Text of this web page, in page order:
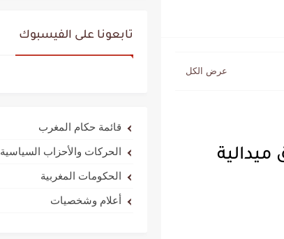
يحقق ميدالية
تابعونا على الفيسبوك
قائمة حكام المغرب
الحركات والأحزاب السياسية
الحكومات المغربية
أعلام وشخصيات